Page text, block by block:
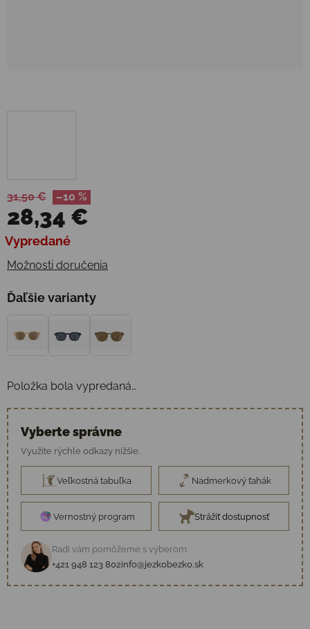
31,50 € –10 %
28,34 €
Jednotková cena:
Vypredané
Možnosti doručenia
Ďaľšie varianty
Položka bola vypredaná…
Vyberte správne
Využite rýchle odkazy nižšie.
Veľkostná tabuľka Nadmerkový ťahák
Vernostný program Strážiť dostupnosť
Radi vám pomôžeme s výberom
+421 948 123 802info@jezkobezko.sk